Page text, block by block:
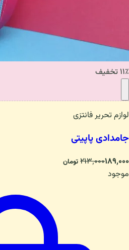
۱۱٪ تخفیف
لوازم تحریر فانتزی
جامدادی پاپیتی
۲۱۳٬۰۰۰۱۸۹٬۰۰۰ تومان
موجود